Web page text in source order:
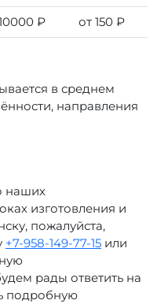
₽ от 150 ₽
в среднем
направления
наших
изготовления и
пожалуйста,
+7-958-149-77-15 или
рады ответить на
подробную